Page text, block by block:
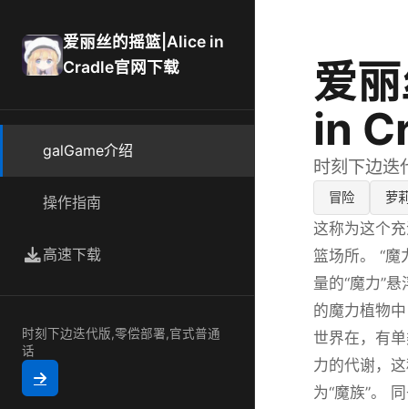
爱丽丝的摇篮|Alice in
Cradle官网下载
galGame介绍
操作指南
高速下载
时刻下边迭代版,零偿部署,官式普通
话
爱
in
时刻下边迭
冒险 萝
这称为这个
篮场所。 “魔
量的“魔力”
的魔力植物
世界在，有
力的代谢，
为“魔族”。